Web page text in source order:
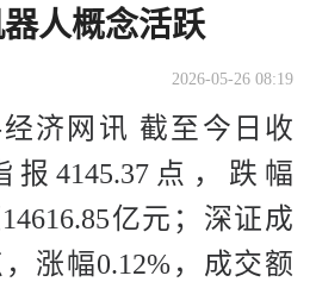
人概念活跃
2026-05-26 08:19
济网讯 截至今日收
4145.37点，跌幅
亿元；深证成
，涨幅0.12%，成交额